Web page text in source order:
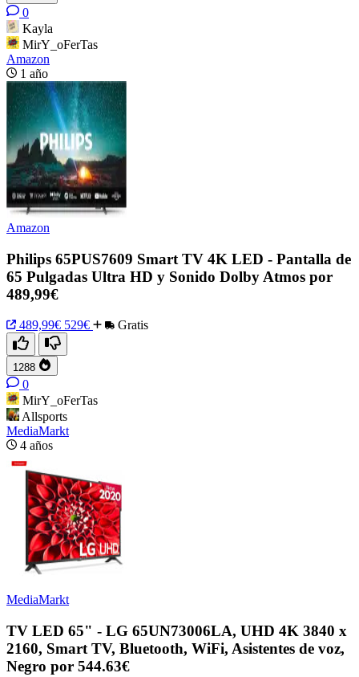
0
Kayla
MirY_oFerTas
Amazon
1 año
Amazon
Philips 65PUS7609 Smart TV 4K LED - Pantalla de
65 Pulgadas Ultra HD y Sonido Dolby Atmos por
489,99€
489,99€ 529€ Gratis
1288
0
MirY_oFerTas
Allsports
MediaMarkt
4 años
MediaMarkt
TV LED 65" - LG 65UN73006LA, UHD 4K 3840 x
2160, Smart TV, Bluetooth, WiFi, Asistentes de voz,
Negro por 544.63€